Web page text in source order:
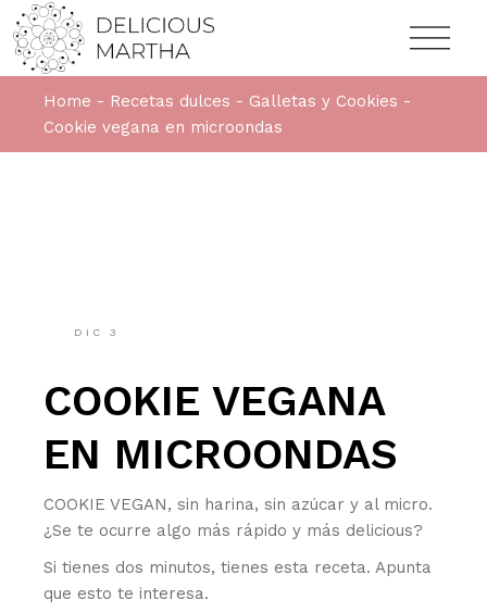
Home Recetas dulces
Galletas y Cookies
Cookie vegana en microondas
DIC 3
COOKIE VEGANA
EN MICROONDAS
COOKIE VEGAN, sin harina, sin azúcar y al micro.
¿Se te ocurre algo más rápido y más delicious?
Si tienes dos minutos, tienes esta receta. Apunta
que esto te interesa.